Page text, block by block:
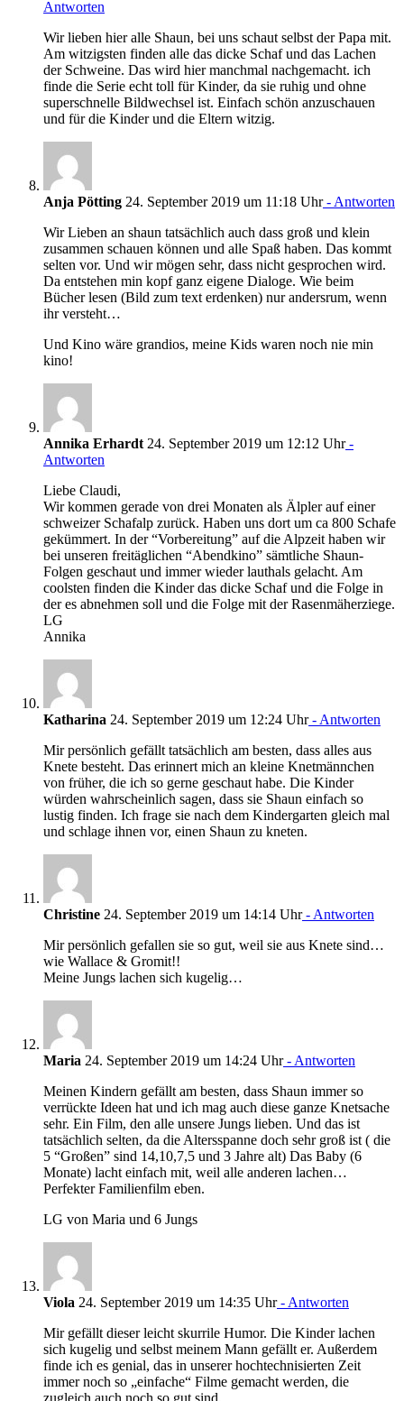
Antworten
Wir lieben hier alle Shaun, bei uns schaut selbst der Papa mit.
Am witzigsten finden alle das dicke Schaf und das Lachen
der Schweine. Das wird hier manchmal nachgemacht. ich
finde die Serie echt toll für Kinder, da sie ruhig und ohne
superschnelle Bildwechsel ist. Einfach schön anzuschauen
und für die Kinder und die Eltern witzig.
Anja Pötting 24. September 2019 um 11:18 Uhr- Antworten
Wir Lieben an shaun tatsächlich auch dass groß und klein
zusammen schauen können und alle Spaß haben. Das kommt
selten vor. Und wir mögen sehr, dass nicht gesprochen wird.
Da entstehen min kopf ganz eigene Dialoge. Wie beim
Bücher lesen (Bild zum text erdenken) nur andersrum, wenn
ihr versteht…
Und Kino wäre grandios, meine Kids waren noch nie min
kino!
Annika Erhardt 24. September 2019 um 12:12 Uhr-
Antworten
Liebe Claudi,
Wir kommen gerade von drei Monaten als Älpler auf einer
schweizer Schafalp zurück. Haben uns dort um ca 800 Schafe
gekümmert. In der “Vorbereitung” auf die Alpzeit haben wir
bei unseren freitäglichen “Abendkino” sämtliche Shaun-
Folgen geschaut und immer wieder lauthals gelacht. Am
coolsten finden die Kinder das dicke Schaf und die Folge in
der es abnehmen soll und die Folge mit der Rasenmäherziege.
LG
Annika
Katharina 24. September 2019 um 12:24 Uhr- Antworten
Mir persönlich gefällt tatsächlich am besten, dass alles aus
Knete besteht. Das erinnert mich an kleine Knetmännchen
von früher, die ich so gerne geschaut habe. Die Kinder
würden wahrscheinlich sagen, dass sie Shaun einfach so
lustig finden. Ich frage sie nach dem Kindergarten gleich mal
und schlage ihnen vor, einen Shaun zu kneten.
Christine 24. September 2019 um 14:14 Uhr- Antworten
Mir persönlich gefallen sie so gut, weil sie aus Knete sind…
wie Wallace & Gromit!!
Meine Jungs lachen sich kugelig…
Maria 24. September 2019 um 14:24 Uhr- Antworten
Meinen Kindern gefällt am besten, dass Shaun immer so
verrückte Ideen hat und ich mag auch diese ganze Knetsache
sehr. Ein Film, den alle unsere Jungs lieben. Und das ist
tatsächlich selten, da die Altersspanne doch sehr groß ist ( die
5 “Großen” sind 14,10,7,5 und 3 Jahre alt) Das Baby (6
Monate) lacht einfach mit, weil alle anderen lachen…
Perfekter Familienfilm eben.
LG von Maria und 6 Jungs
Viola 24. September 2019 um 14:35 Uhr- Antworten
Mir gefällt dieser leicht skurrile Humor. Die Kinder lachen
sich kugelig und selbst meinem Mann gefällt er. Außerdem
finde ich es genial, das in unserer hochtechnisierten Zeit
immer noch so „einfache“ Filme gemacht werden, die
zugleich auch noch so gut sind.